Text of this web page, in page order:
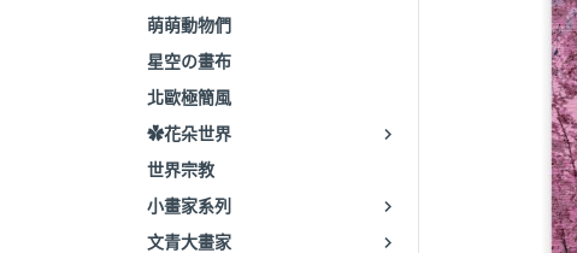
萌萌動物們
星空の畫布
北歐極簡風
✿花朵世界
世界宗教
小畫家系列
文青大畫家